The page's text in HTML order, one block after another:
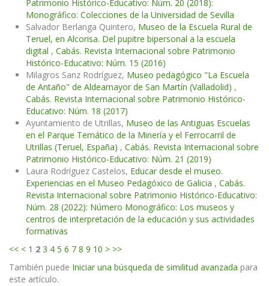
Patrimonio Histórico-Educativo: Núm. 20 (2018):
Monográfico: Colecciones de la Universidad de Sevilla
Salvador Berlanga Quintero, Museo de la Escuela Rural de
Teruel, en Alcorisa. Del pupitre bipersonal a la escuela
digital , Cabás. Revista Internacional sobre Patrimonio
Histórico-Educativo: Núm. 15 (2016)
Milagros Sanz Rodríguez, Museo pedagógico "La Escuela
de Antaño" de Aldeamayor de San Martín (Valladolid) ,
Cabás. Revista Internacional sobre Patrimonio Histórico-
Educativo: Núm. 18 (2017)
Ayuntamiento de Utrillas, Museo de las Antiguas Escuelas
en el Parque Temático de la Minería y el Ferrocarril de
Utrillas (Teruel, España) , Cabás. Revista Internacional sobre
Patrimonio Histórico-Educativo: Núm. 21 (2019)
Laura Rodríguez Castelos, Educar desde el museo.
Experiencias en el Museo Pedagóxico de Galicia , Cabás.
Revista Internacional sobre Patrimonio Histórico-Educativo:
Núm. 28 (2022): Número Monográfico: Los museos y
centros de interpretación de la educación y sus actividades
formativas
<< < 1 2 3 4 5 6 7 8 9 10 > >>
También puede Iniciar una búsqueda de similitud avanzada para
este artículo.